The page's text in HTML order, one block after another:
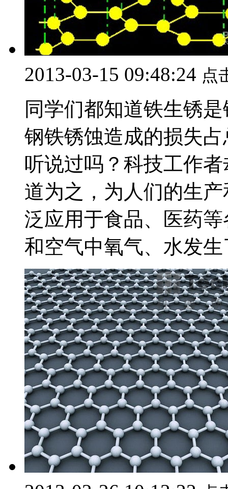
2013-03-15 09:48:24 点
同学们都知道铁生锈
钢铁锈蚀造成的损失
听说过吗？科技工作
道为之，为人们的生
泛应用于食品、医药
和空气中氧气、水发生